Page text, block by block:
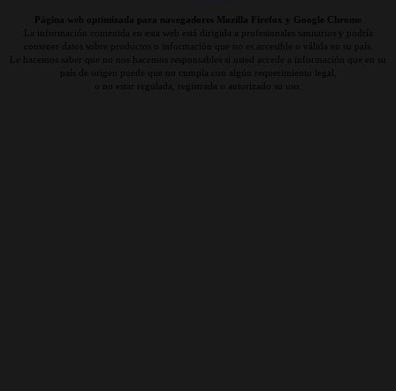
Página web optimizada para navegadores Mozilla Firefox y Google Chrome
La información contenida en esta web está dirigida a profesionales sanitarios y podría
contener datos sobre productos o información que no es accesible o válida en su país.
Le hacemos saber que no nos hacemos responsables si usted accede a información que en su
país de origen puede que no cumpla con algún requerimiento legal,
o no estar regulada, registrada o autorizado su uso.